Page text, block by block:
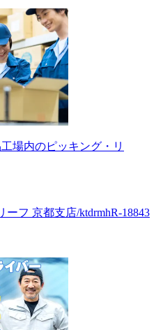
場内のピッキング・リ
フ 京都支店/ktdrmhR-18843